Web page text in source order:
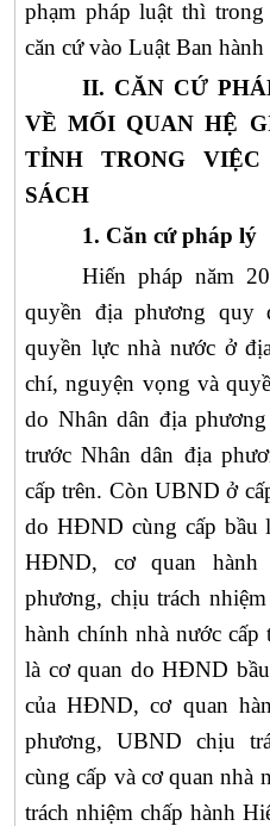
phạm pháp luật thì
căn cứ vào Luật Ban
II. CĂN CỨ
VỀ MỐI QUAN HỆ
TỈNH TRONG
SÁCH
1. Căn cứ pháp lý
Hiến pháp năm
quyền địa phương
quyền lực nhà nước ở
chí, nguyện vọng và
do Nhân dân địa
trước Nhân dân địa
cấp trên. Còn UBND ở
do HĐND cùng cấp bầu
HĐND, cơ quan
phương, chịu trách
hành chính nhà nước
là cơ quan do HĐND
của HĐND, cơ quan
phương, UBND chịu
cùng cấp và cơ quan nhà
trách nhiệm chấp hành